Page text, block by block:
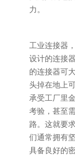
力。
工业连接器
设计的连接
的连接器可
头掉在地上
承受工厂里
考验，甚至
路。这就要
们通常拥有
具备良好的